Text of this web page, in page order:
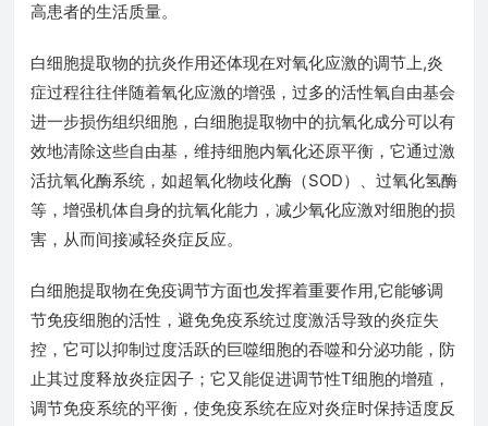
高患者的生活质量。
白细胞提取物的抗炎作用还体现在对氧化应激的调节上,炎
症过程往往伴随着氧化应激的增强，过多的活性氧自由基会
进一步损伤组织细胞，白细胞提取物中的抗氧化成分可以有
效地清除这些自由基，维持细胞内氧化还原平衡，它通过激
活抗氧化酶系统，如超氧化物歧化酶（SOD）、过氧化氢酶
等，增强机体自身的抗氧化能力，减少氧化应激对细胞的损
害，从而间接减轻炎症反应。
白细胞提取物在免疫调节方面也发挥着重要作用,它能够调
节免疫细胞的活性，避免免疫系统过度激活导致的炎症失
控，它可以抑制过度活跃的巨噬细胞的吞噬和分泌功能，防
止其过度释放炎症因子；它又能促进调节性T细胞的增殖，
调节免疫系统的平衡，使免疫系统在应对炎症时保持适度反